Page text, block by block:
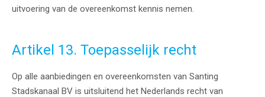
uitvoering van de overeenkomst kennis nemen.
Artikel 13. Toepasselijk recht
Op alle aanbiedingen en overeenkomsten van Santing
Stadskanaal BV is uitsluitend het Nederlands recht van